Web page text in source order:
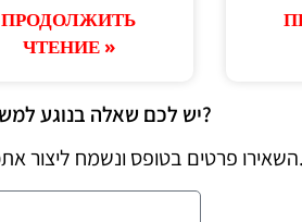
ПРОДОЛЖИТЬ
ЧТЕНИЕ »
יש לכם שאלה בנוגע למשפט פלילי?
השאירו פרטים בטופס ונשמח ליצור אתכם קשר להמשך ייעוץ.